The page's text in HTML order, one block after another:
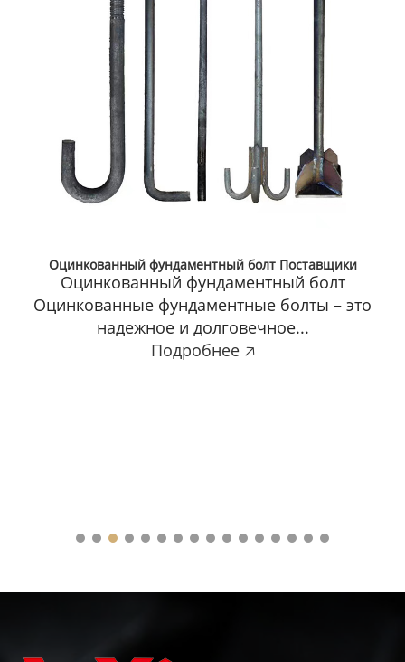
Оцинкованный фундаментный болт Поставщики
Оцинкованный фундаментный болт
Оцинкованные фундаментные болты – это
надежное и долговечное...
Подробнее 🡥